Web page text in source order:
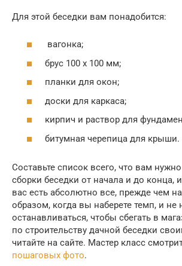
Для этой беседки вам понадобится:
вагонка;
брус 100 х 100 мм;
планки для окон;
доски для каркаса;
кирпич и раствор для
битумная черепица для крыши.
Составьте список всего, что вам
сборки беседки от начала и до конца, и
вас есть абсолютно все, прежде чем
образом, когда вы наберете темп, и не
останавливаться, чтобы сбегать в
по строительству дачной беседки
читайте на сайте. Мастер класс
пошаговых фото.